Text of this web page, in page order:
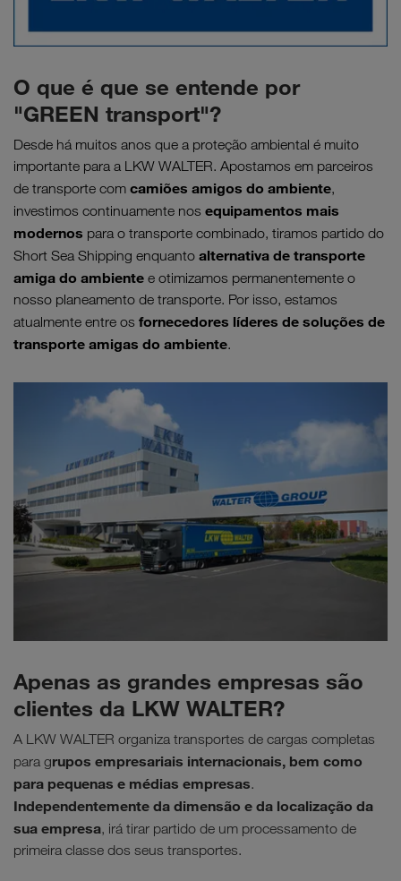
O que é que se entende por
"GREEN transport"?
Desde há muitos anos que a proteção ambiental é muito
importante para a LKW WALTER. Apostamos em parceiros
de transporte com camiões amigos do ambiente,
investimos continuamente nos equipamentos mais
modernos para o transporte combinado, tiramos partido do
Short Sea Shipping enquanto alternativa de transporte
amiga do ambiente e otimizamos permanentemente o
nosso planeamento de transporte. Por isso, estamos
atualmente entre os fornecedores líderes de soluções de
transporte amigas do ambiente.
Apenas as grandes empresas são
clientes da LKW WALTER?
A LKW WALTER organiza transportes de cargas completas
para grupos empresariais internacionais, bem como
para pequenas e médias empresas.
Independentemente da dimensão e da localização da
sua empresa, irá tirar partido de um processamento de
primeira classe dos seus transportes.